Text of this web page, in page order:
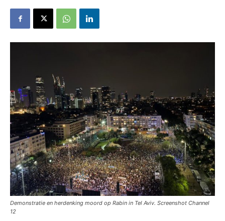
Demonstratie en herdenking moord op Rabin in Tel Aviv. Screenshot Channel
12